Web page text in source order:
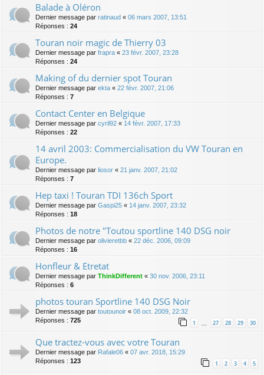
Balade à Oléron
Dernier message par ratinaud « 06 mars 2007, 13:51
Réponses : 24
Touran noir magic de Thierry 03
Dernier message par frapra « 23 févr. 2007, 23:28
Réponses : 24
Making of du dernier spot Touran
Dernier message par ekta « 22 févr. 2007, 21:06
Réponses : 7
Contact Center en Belgique
Dernier message par cyril92 « 14 févr. 2007, 17:33
Réponses : 22
14 avril 2003: Commercialisation du VW Touran en
Europe.
Dernier message par liosor « 21 janv. 2007, 21:02
Réponses : 7
Hep taxi ! Touran TDI 136ch Sport
Dernier message par Gaspi25 « 14 janv. 2007, 23:32
Réponses : 18
Photos de notre "Toutou sportline 140 DSG noir
Dernier message par olivieretbb « 22 déc. 2006, 09:09
Réponses : 16
Honfleur & Etretat
Dernier message par ThinkDifferent « 30 nov. 2006, 23:11
Réponses : 6
photos touran Sportline 140 DSG Noir
Dernier message par toutounoir « 08 oct. 2009, 22:32
Réponses : 725 1 27 28 29 30
Que tractez-vous avec votre Touran
Dernier message par Rafale06 « 07 avr. 2018, 15:29
Réponses : 123 1 2 3 4 5